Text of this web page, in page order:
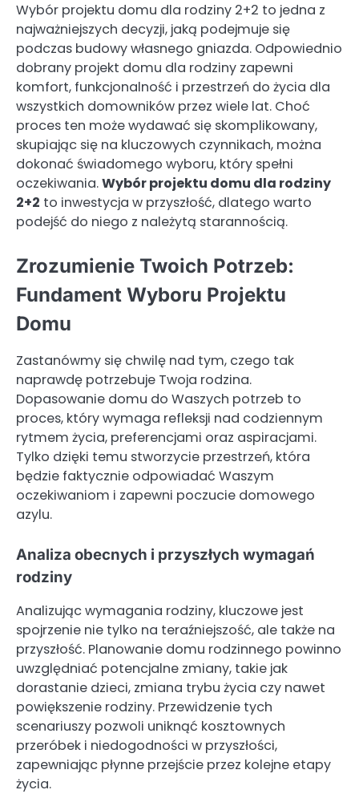
Wybór projektu domu dla rodziny 2+2 to jedna z
najważniejszych decyzji, jaką podejmuje się
podczas budowy własnego gniazda. Odpowiednio
dobrany projekt domu dla rodziny zapewni
komfort, funkcjonalność i przestrzeń do życia dla
wszystkich domowników przez wiele lat. Choć
proces ten może wydawać się skomplikowany,
skupiając się na kluczowych czynnikach, można
dokonać świadomego wyboru, który spełni
oczekiwania.Wybór projektu domu dla rodziny
2+2 to inwestycja w przyszłość, dlatego warto
podejść do niego z należytą starannością.
Zrozumienie Twoich Potrzeb:
Fundament Wyboru Projektu
Domu
Zastanówmy się chwilę nad tym, czego tak
naprawdę potrzebuje Twoja rodzina.
Dopasowanie domu do Waszych potrzeb to
proces, który wymaga refleksji nad codziennym
rytmem życia, preferencjami oraz aspiracjami.
Tylko dzięki temu stworzycie przestrzeń, która
będzie faktycznie odpowiadać Waszym
oczekiwaniom i zapewni poczucie domowego
azylu.
Analiza obecnych i przyszłych wymagań
rodziny
Analizując wymagania rodziny, kluczowe jest
spojrzenie nie tylko na teraźniejszość, ale także na
przyszłość. Planowanie domu rodzinnego powinno
uwzględniać potencjalne zmiany, takie jak
dorastanie dzieci, zmiana trybu życia czy nawet
powiększenie rodziny. Przewidzenie tych
scenariuszy pozwoli uniknąć kosztownych
przeróbek i niedogodności w przyszłości,
zapewniając płynne przejście przez kolejne etapy
życia.